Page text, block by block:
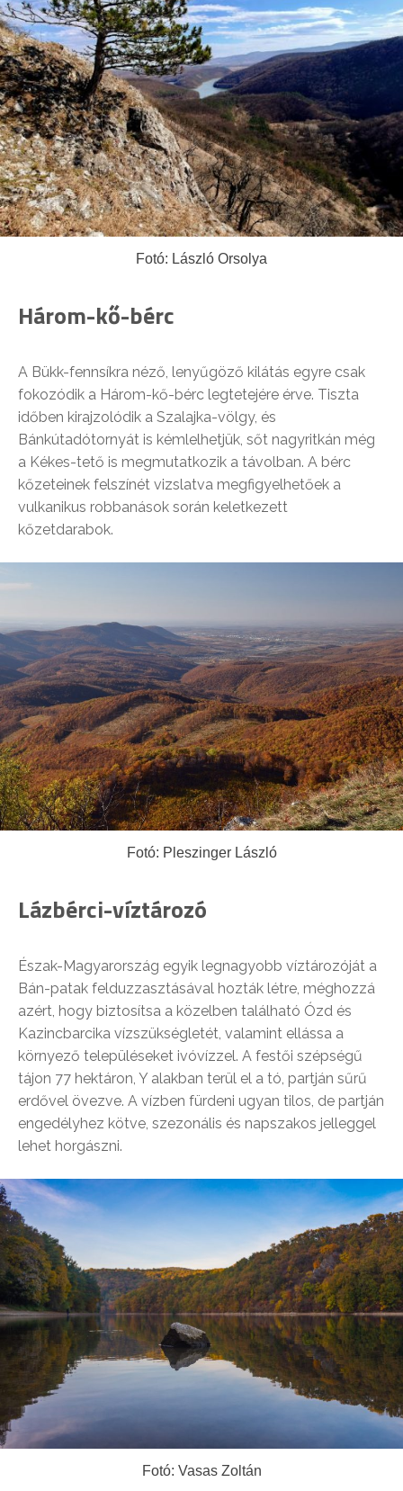
Fotó: László Orsolya
Három-kő-bérc
A Bükk-fennsíkra néző, lenyűgöző kilátás egyre csak
fokozódik a Három-kő-bérc legtetejére érve. Tiszta
időben kirajzolódik a Szalajka-völgy, és
Bánkútadótornyát is kémlelhetjük, sőt nagyritkán még
a Kékes-tető is megmutatkozik a távolban. A bérc
kőzeteinek felszínét vizslatva megfigyelhetőek a
vulkanikus robbanások során keletkezett
kőzetdarabok.
Fotó: Pleszinger László
Lázbérci-víztározó
Észak-Magyarország egyik legnagyobb víztározóját a
Bán-patak felduzzasztásával hozták létre, méghozzá
azért, hogy biztosítsa a közelben található Ózd és
Kazincbarcika vízszükségletét, valamint ellássa a
környező településeket ivóvízzel. A festői szépségű
tájon 77 hektáron, Y alakban terül el a tó, partján sűrű
erdővel övezve. A vízben fürdeni ugyan tilos, de partján
engedélyhez kötve, szezonális és napszakos jelleggel
lehet horgászni.
Fotó: Vasas Zoltán